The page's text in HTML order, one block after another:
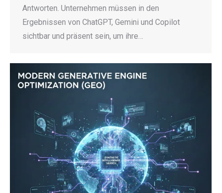
Antworten. Unternehmen müssen in den
Ergebnissen von ChatGPT, Gemini und Copilot
sichtbar und präsent sein, um ihre…